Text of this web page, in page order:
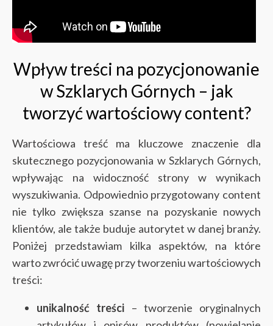
Wpływ treści na pozycjonowanie
w Szklarych Górnych – jak
tworzyć wartościowy content?
Wartościowa treść ma kluczowe znaczenie dla
skutecznego pozycjonowania w Szklarych Górnych,
wpływając na widoczność strony w wynikach
wyszukiwania. Odpowiednio przygotowany content
nie tylko zwiększa szanse na pozyskanie nowych
klientów, ale także buduje autorytet w danej branży.
Poniżej przedstawiam kilka aspektów, na które
warto zwrócić uwagę przy tworzeniu wartościowych
treści:
unikalność treści – tworzenie oryginalnych